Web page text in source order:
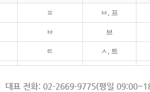
ㅍ ㅂ, 프
ㅂ 브
ㅌ ㅅ, 트
ㅋ ㄱ, 크
대표 전화: 02-2669-9775(평일